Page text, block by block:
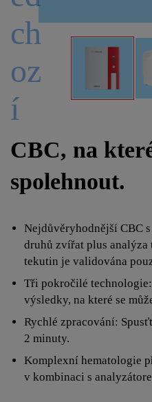
ch
oz
í
CBC, na
spolehnout.
Nejdůvěryhodnější CBC
druhů zvířat plus
tekutin je validována
Tři pokročilé
výsledky, na které se
Rychlé zpracování:
2 minuty.
Komplexní hematologie
v kombinaci s